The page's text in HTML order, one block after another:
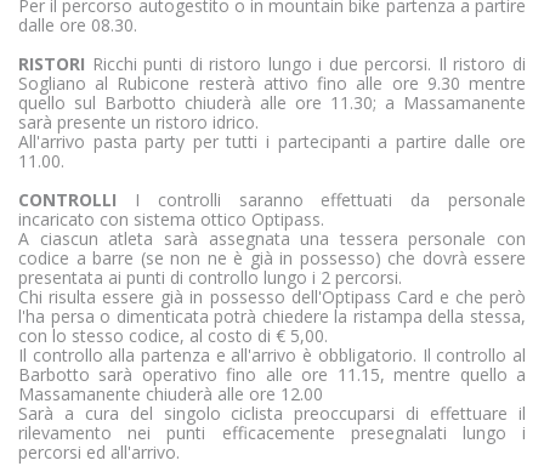
Per il percorso autogestito o in mountain bike partenza a partire
dalle ore 08.30.
RISTORI Ricchi punti di ristoro lungo i due percorsi. Il ristoro di
Sogliano al Rubicone resterà attivo fino alle ore 9.30 mentre
quello sul Barbotto chiuderà alle ore 11.30; a Massamanente
sarà presente un ristoro idrico.
All'arrivo pasta party per tutti i partecipanti a partire dalle ore
11.00.
CONTROLLI I controlli saranno effettuati da personale
incaricato con sistema ottico Optipass.
A ciascun atleta sarà assegnata una tessera personale con
codice a barre (se non ne è già in possesso) che dovrà essere
presentata ai punti di controllo lungo i 2 percorsi.
Chi risulta essere già in possesso dell'Optipass Card e che però
l'ha persa o dimenticata potrà chiedere la ristampa della stessa,
con lo stesso codice, al costo di € 5,00.
Il controllo alla partenza e all'arrivo è obbligatorio. Il controllo al
Barbotto sarà operativo fino alle ore 11.15, mentre quello a
Massamanente chiuderà alle ore 12.00
Sarà a cura del singolo ciclista preoccuparsi di effettuare il
rilevamento nei punti efficacemente presegnalati lungo i
percorsi ed all'arrivo.